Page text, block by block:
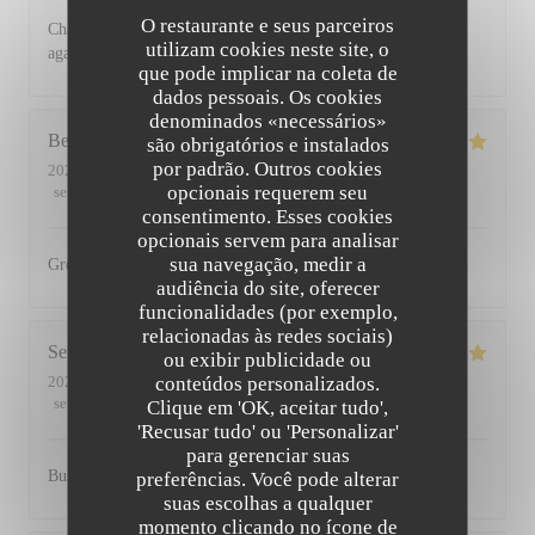
O restaurante e seus parceiros
utilizam cookies neste site, o
que pode implicar na coleta de
dados pessoais. Os cookies
denominados «necessários»
são obrigatórios e instalados
por padrão. Outros cookies
opcionais requerem seu
consentimento. Esses cookies
opcionais servem para analisar
sua navegação, medir a
audiência do site, oferecer
funcionalidades (por exemplo,
relacionadas às redes sociais)
ou exibir publicidade ou
conteúdos personalizados.
Clique em 'OK, aceitar tudo',
'Recusar tudo' ou 'Personalizar'
para gerenciar suas
preferências. Você pode alterar
suas escolhas a qualquer
momento clicando no ícone de
Charming restaurant, friendly staff, excellent food. See you
again soon
Bernadetta D
2022-07-11
- 18:45 - guests 2
service
ambience: 5/5 menu: 5/5 quality_price
Great food and friendly staff. Highly recommended.
Serena
2022-07-01
- 20:00 - guests 2
service
ambience: 5/5 menu : 5/5 quality_price
Busy, friendly atmosphere with amazing food